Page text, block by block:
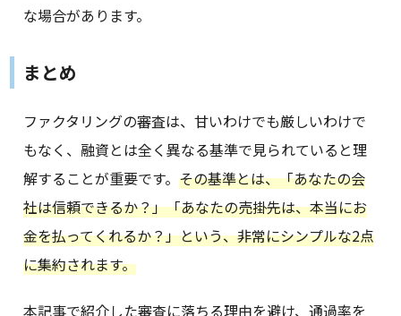
な場合があります。
まとめ
ファクタリングの審査は、甘いわけでも厳しいわけで
もなく、融資とは全く異なる基準で見られていると理
解することが重要です。その基準とは、「あなたの会
社は信頼できるか？」「あなたの売掛先は、本当にお
金を払ってくれるか？」という、非常にシンプルな2点
に集約されます。
本記事で紹介した審査に落ちる理由を避け、通過率を